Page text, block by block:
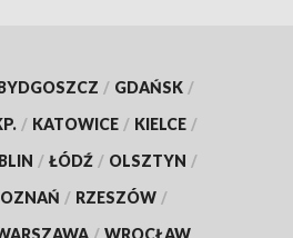
/ GDAŃSK /
/ KATOWICE / KIELCE /
/ ŁÓDŹ / OLSZTYN /
/ RZESZÓW /
/ WROCŁAW